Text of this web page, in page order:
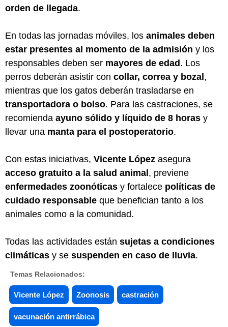
orden de llegada.
En todas las jornadas móviles, los animales deben
estar presentes al momento de la admisión y los
responsables deben ser mayores de edad. Los
perros deberán asistir con collar, correa y bozal,
mientras que los gatos deberán trasladarse en
transportadora o bolso. Para las castraciones, se
recomienda ayuno sólido y líquido de 8 horas y
llevar una manta para el postoperatorio.
Con estas iniciativas, Vicente López asegura
acceso gratuito a la salud animal, previene
enfermedades zoonóticas y fortalece políticas de
cuidado responsable que benefician tanto a los
animales como a la comunidad.
Todas las actividades están sujetas a condiciones
climáticas y se suspenden en caso de lluvia.
Temas Relacionados:
Vicente López Zoonosis castración
vacunación antirrábica